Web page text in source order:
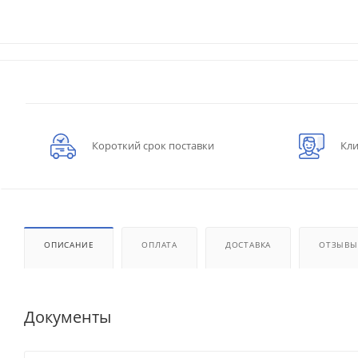
Короткий срок поставки
ОПИСАНИЕ ОПЛАТА ДОСТАВКА ОТЗЫВЫ
Документы